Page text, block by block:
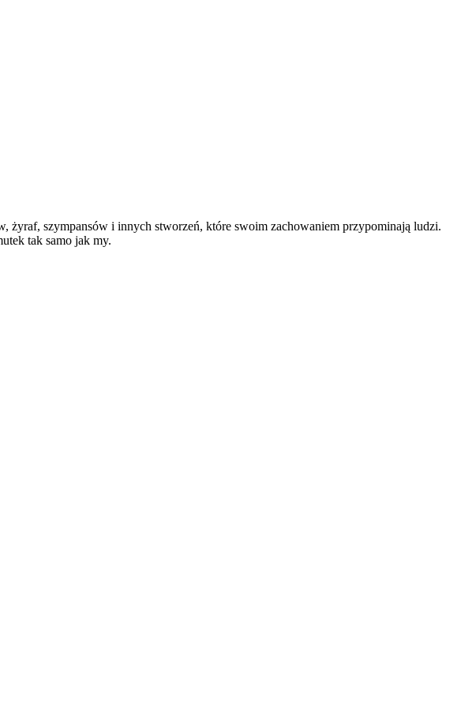
szympansów i innych stworzeń, które swoim zachowaniem przypominają ludzi.
tak samo jak my.